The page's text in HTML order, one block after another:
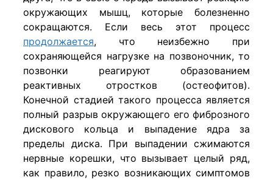
окружающих мышц, которые болезненно
сокращаются. Если весь этот процесс
продолжается, что неизбежно при
сохраняющейся нагрузке на позвоночник, то
позвонки реагируют образованием
реактивных отростков (остеофитов).
Конечной стадией такого процесса является
полный разрыв окружающего его фиброзного
дискового кольца и выпадение ядра за
пределы диска. При выпадении сжимаются
нервные корешки, что вызывает целый ряд,
как правило, резко возникающих симптомов